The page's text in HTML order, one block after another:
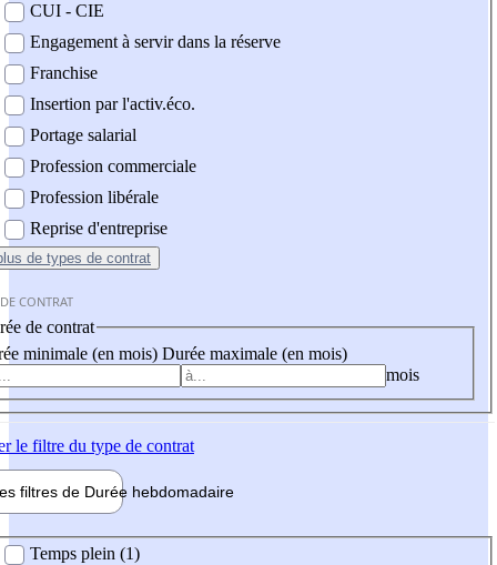
CUI - CIE
Engagement à servir dans la réserve
Franchise
Insertion par l'activ.éco.
Portage salarial
Profession commerciale
Profession libérale
Reprise d'entreprise
de types de contrat
CONTRAT
de contrat
minimale (en mois) Durée maximale (en mois)
mois
le filtre du type de contrat
filtres de Durée hebdomadaire
Temps plein (1)